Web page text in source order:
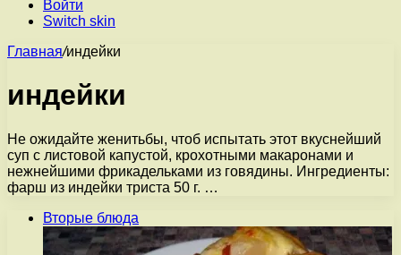
Войти
Switch skin
Главная/индейки
индейки
Не ожидайте женитьбы, чтоб испытать этот вкуснейший
суп с листовой капустой, крохотными макаронами и
нежнейшими фрикадельками из говядины. Ингредиенты:
фарш из индейки триста 50 г. …
Вторые блюда